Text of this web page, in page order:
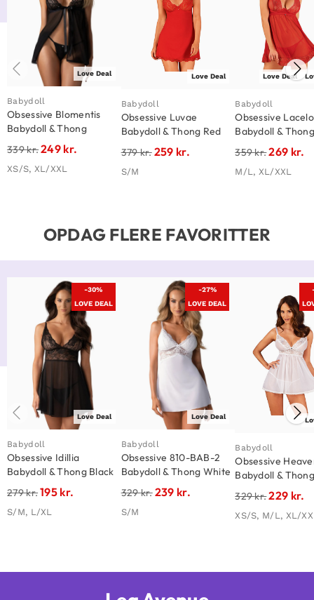
Love Deal
Babydoll
Obsessive Blomentis
Babydoll & Thong
339kr.249 kr.
XS/S, XL/XXL
Love Deal
Babydoll
Obsessive Luvae
Babydoll & Thong Red
379kr.259 kr.
S/M
Love Deal
Babydoll
Obsessive
Babydoll &
359kr.269 kr.
M/L, XL/XXL
OPDAG FLERE FAVORITTER
-30%
LOVE DEAL
Love Deal
Babydoll
Obsessive Idillia
Babydoll & Thong Black
279kr.195 kr.
S/M, L/XL
-27%
LOVE DEAL
Love Deal
Babydoll
Obsessive 810-BAB-2
Babydoll & Thong White
329kr.239 kr.
S/M
Babydoll
Obsessive
Babydoll &
329kr.229 kr.
XS/S, M/L, XL/